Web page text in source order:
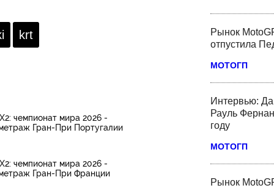
Рынок
отпустила
МОТОГП
Интервью:
Рауль
году
МОТОГП
Рынок
krt
чемпионат мира 2026 -
Гран-При Португалии
чемпионат мира 2026 -
Гран-При Франции